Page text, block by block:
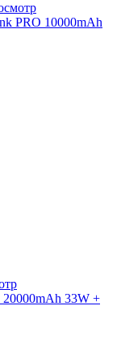
PRO 10000mAh
33W +